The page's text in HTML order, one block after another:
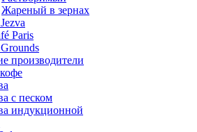
Жареный в зернах
Paris
производители
с песком
индукционной